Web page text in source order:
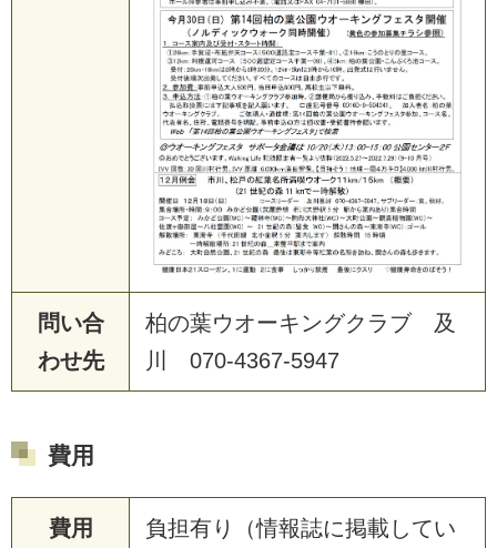
問い合
わせ先
柏の葉ウオーキングクラブ 及
川 070-4367-5947
費用
費用
負担有り（情報誌に掲載してい